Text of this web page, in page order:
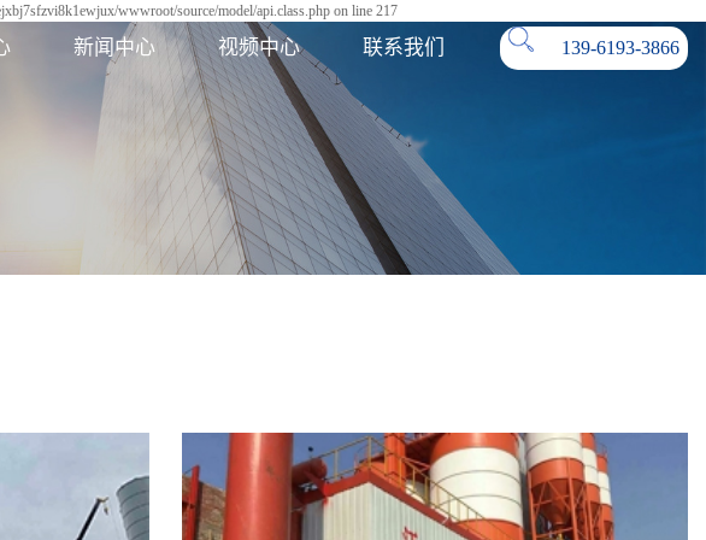
wwwroot/source/model/api.class.php on line 217
新闻中心 视频中心 联系我们 139-6193-3866